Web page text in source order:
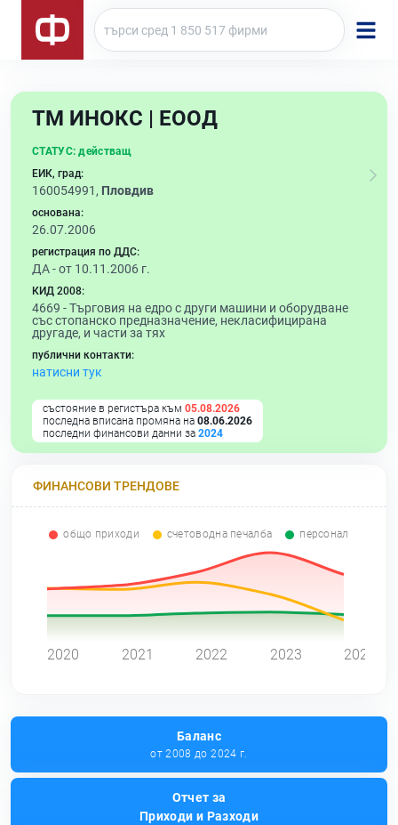
ТМ ИНОКС | ЕООД
СТАТУС: действащ
ЕИК, град:
160054991, Пловдив
основана:
26.07.2006
регистрация по ДДС:
ДА - от 10.11.2006 г.
КИД 2008:
4669 -Търговия на едро с други машини и оборудване
със стопанско предназначение, некласифицирана
другаде, и части за тях
публични контакти:
натисни тук
състояние в регистъра към 05.08.2026
последна вписана промяна на 08.06.2026
последни финансови данни за 2024
ФИНАНСОВИ ТРЕНДОВЕ
общо приходи счетоводна печалба персонал
2020 2021 2022 2023 2024
Баланс
от 2008 до 2024 г.
Отчет за
Приходи и Разходи